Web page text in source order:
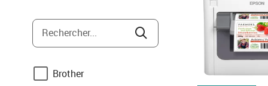
Rechercher...
Brother